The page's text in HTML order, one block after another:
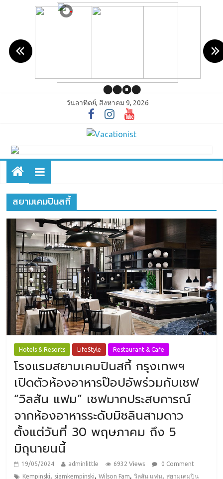
วันอาทิตย์, สิงหาคม 9, 2026
สยามเคมปินสกี้
Hotels & Resorts LifeStyle Restaurant & Cafe
โรงแรมสยามเคมปินสกี้ กรุงเทพฯ
เปิดตัวห้องอาหารป๊อปอัพร่วมกับเชฟ
“วิลสัน แฟม” เชฟมากประสบการณ์
จากห้องอาหารระดับมิชลินสามดาว
ตั้งแต่วันที่ 30 พฤษภาคม ถึง 5
มิถุนายนนี้
19/05/2024 adminlittle 6932 Views
0 Comment
Kempinski, siamkempinski,Wilson Fam,วิลสัน แฟม, สยามเคมปิน